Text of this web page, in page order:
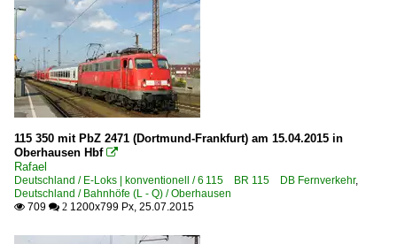
115 350 mit PbZ 2471 (Dortmund-Frankfurt) am 15.04.2015 in
Oberhausen Hbf 
Rafael
Deutschland / E-Loks | konventionell / 6 115 BR 115 DB Fernverkehr,
Deutschland / Bahnhöfe (L - Q) / Oberhausen
 709  2 1200x799 Px, 25.07.2015